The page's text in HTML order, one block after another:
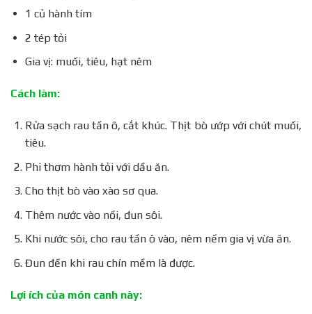
1 củ hành tím
2 tép tỏi
Gia vị: muối, tiêu, hạt nêm
Cách làm:
Rửa sạch rau tần ô, cắt khúc. Thịt bò ướp với chút muối,
tiêu.
Phi thơm hành tỏi với dầu ăn.
Cho thịt bò vào xào sơ qua.
Thêm nước vào nồi, đun sôi.
Khi nước sôi, cho rau tần ô vào, nêm nếm gia vị vừa ăn.
Đun đến khi rau chín mềm là được.
Lợi ích của món canh này: